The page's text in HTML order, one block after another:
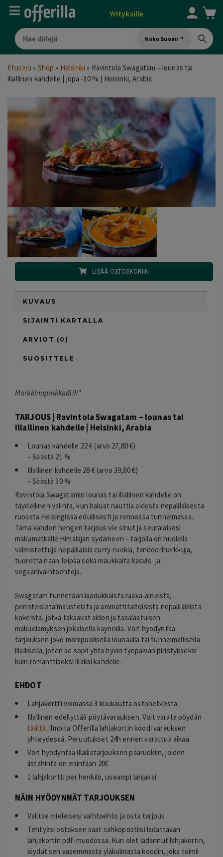
Yrityksille
Koko Suomi
Etusivu » Shop » Helsinki » Ravintola Swagatam – lounas tai
illallinen kahdelle | jopa -30 % | Helsinki, Arabia
LISÄÄ OSTOSKORIIN
KUVAUS
SIJAINTI KARTALLA
ARVIOT (0)
SUOSITTELE
Markkinapaikkadiili*
TARJOUS | Ravintola Swagatam – lounas tai
illallinen kahdelle | Helsinki, Arabia
Lounas kahdelle 22 € (arvo 27,80 €)
– Säästä 21 %
Illallinen kahdelle 28 € (arvo 39,80 €)
– Säästä 30 %
Ravintola Swagatamin lounas tai illallinen kahdelle on
täydellinen valinta, kun haluat nauttia aidosta nepalilaisesta
ruoasta Helsingissä edullisesti ja rennossa tunnelmassa.
Tämä kahden hengen tarjous vie sinut ja seuralaisesi
makumatkalle Himalajan sydämeen – tarjolla on huolella
valmistettuja nepalilaisia curry-ruokia, tandooriherkkuja,
tuoretta naan-leipää sekä maukkaita kasvis- ja
vegaanivaihtoehtoja.
Swagatam tunnetaan laadukkaista raaka-aineista,
perinteisistä mausteista ja ammattitaitoisista nepalilaisista
kokeista, jotka takaavat aidon ja tasalaatuisen
makuelämyksen jokaisella käynnillä. Voit hyödyntää
tarjouksen joko monipuolisella lounaalla tai tunnelmallisella
illallisella, joten se sopii yhtä hyvin työpäivän piristykseksi
kuin romanttiseksi illaksi kahdelle.
EHDOT
Lahjakortti voimassa 3 kuukautta ostohetkestä
Illallinen edellyttää pöytävarauksen. Voit varata pöydän
täältä. Ilmoita Offerilla lahjakortin koodi varauksen
yhteydessä. Peruutukset 24h ennen varattua aikaa.
Voit hyödyntää illallistarjouksen pääruokiin, joiden
listahinta on enintään 20€
1 lahjakortti per henkilö, useampi lahjaksi
NÄIN HYÖDYNNÄT TARJOUKSEN
Valitse mieleisesi vaihtoehto ja osta tarjous
Tehtyäsi ostoksen saat sähköpostiisi ladattavan
lahjakortin pdf-muodossa. Kun olet ladannut lahjakortin,
löydät sen vasemmasta yläkulmasta koodin, joka toimii